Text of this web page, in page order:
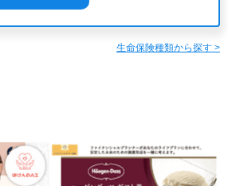
生命保険種類から探す >